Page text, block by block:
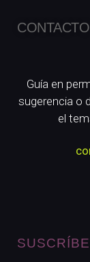
CONTACTO
Guía en
sugerencia o
el